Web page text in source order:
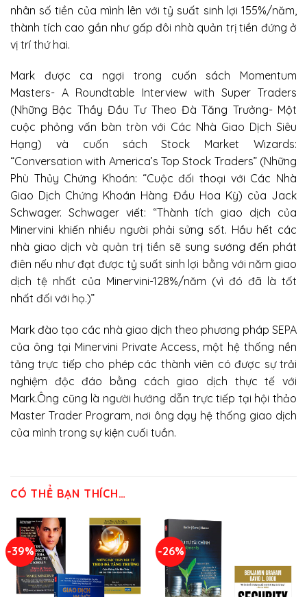
nhân số tiền của mình lên với tỷ suất sinh lợi 155%/năm,
thành tích cao gần như gấp đôi nhà quản trị tiền đứng ở
vị trí thứ hai.
Mark được ca ngợi trong cuốn sách Momentum
Masters- A Roundtable Interview with Super Traders
(Những Bậc Thầy Đầu Tư Theo Đà Tăng Trưởng- Một
cuộc phỏng vấn bàn tròn với Các Nhà Giao Dịch Siêu
Hạng) và cuốn sách Stock Market Wizards:
“Conversation with America’s Top Stock Traders” (Những
Phù Thủy Chứng Khoán: “Cuộc đối thoại với Các Nhà
Giao Dịch Chứng Khoán Hàng Đầu Hoa Kỳ) của Jack
Schwager. Schwager viết: “Thành tích giao dịch của
Minervini khiến nhiều người phải sửng sốt. Hầu hết các
nhà giao dịch và quản trị tiền sẽ sung sướng đến phát
điên nếu như đạt được tỷ suất sinh lợi bằng với năm giao
dịch tệ nhất của Minervini-128%/năm (vì đó đã là tốt
nhất đối với họ.)”
Mark đào tạo các nhà giao dịch theo phương pháp SEPA
của ông tại Minervini Private Access, một hệ thống nền
tảng trực tiếp cho phép các thành viên có được sự trải
nghiệm độc đáo bằng cách giao dịch thực tế với
Mark.Ông cũng là người hướng dẫn trực tiếp tại hội thảo
Master Trader Program, nơi ông dạy hệ thống giao dịch
của mình trong sự kiện cuối tuần.
CÓ THỂ BẠN THÍCH…
-39% -26%